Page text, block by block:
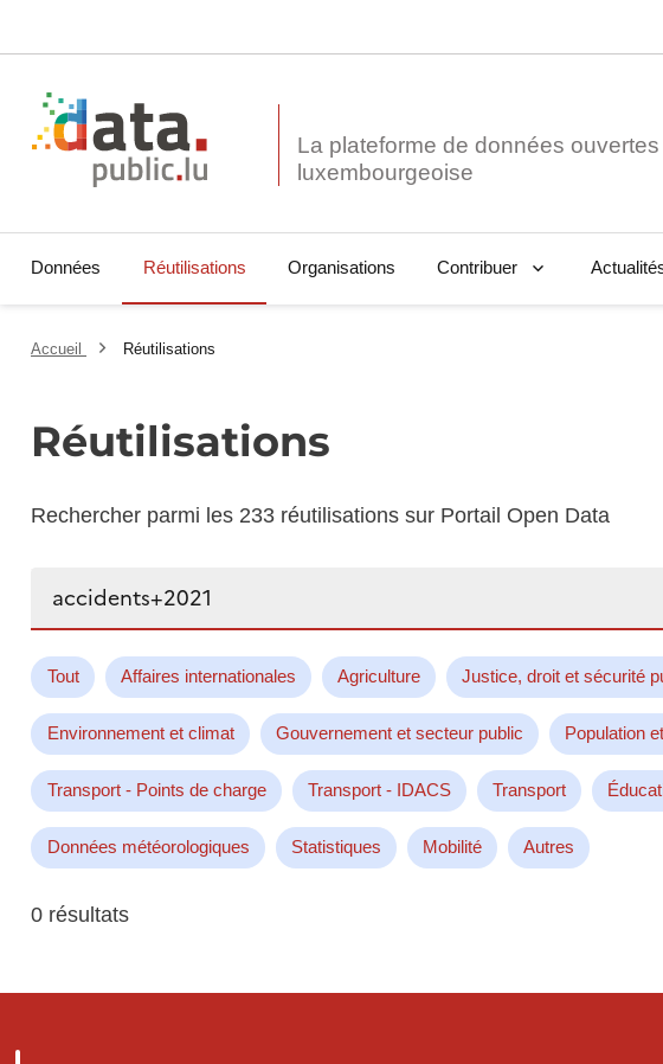
La plateforme de données ouvertes
Données Réutilisations Organisations Contribuer
Accueil Réutilisations
Réutilisations
Rechercher parmi les 233 réutilisations sur Portail Open Data
Tout Affaires internationales Agriculture Justice, droit et sécurité
Environnement et climat Gouvernement et secteur public Population
Transport - Points de charge Transport - IDACS Transport
Données météorologiques Statistiques Mobilité Autres
0 résultats